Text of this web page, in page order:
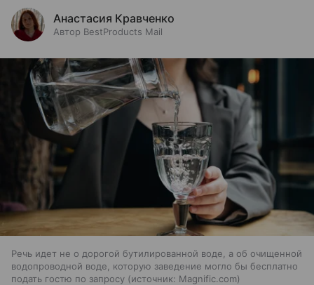
Анастасия Кравченко
Автор BestProducts Mail
Речь идет не о дорогой бутилированной воде, а об очищенной
водопроводной воде, которую заведение могло бы бесплатно
подать гостю по запросу
источник: Magnific.com